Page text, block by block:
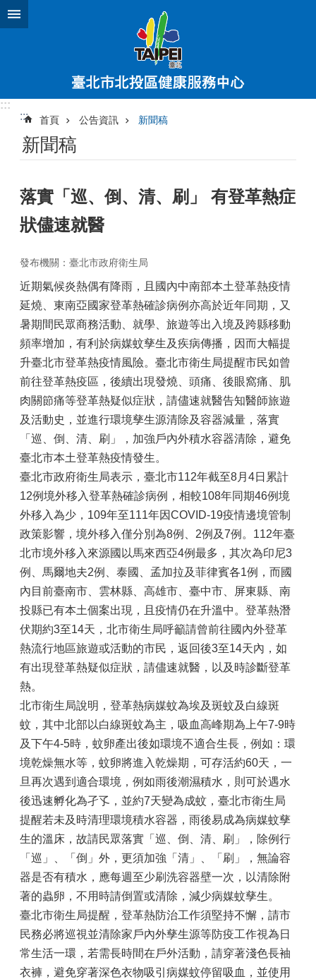
跳到主要內容區塊
:::
:::
首頁 公告資訊 新聞稿
新聞稿
落實「巡、倒、清、刷」 有登革熱症
狀儘速就醫
發布機關：臺北市政府衛生局
近期氣候炎熱偶有降雨，且國內中南部本土登革熱疫情
延燒、東南亞國家登革熱確診病例亦高於近年同期，又
暑期間民眾商務活動、就學、旅遊等出入境及跨縣移動
頻率增加，有利於病媒蚊孳生及疾病傳播，因而大幅提
升臺北市登革熱疫情風險。臺北市衛生局提醒市民如曾
前往登革熱疫區，後續出現發燒、頭痛、後眼窩痛、肌
肉關節痛等登革熱疑似症狀，請儘速就醫告知醫師旅遊
及活動史，並進行環境孳生源清除及容器減量，落實
「巡、倒、清、刷」，加強戶內外積水容器清除，避免
臺北市本土登革熱疫情發生。
臺北市政府衛生局表示，臺北市112年截至8月4日累計
12例境外移入登革熱確診病例，相較108年同期46例境
外移入為少，109年至111年因COVID-19疫情邊境管制
政策影響，境外移入僅分別為8例、2例及7例。112年臺
北市境外移入來源國以馬來西亞4例最多，其次為印尼3
例、馬爾地夫2例、泰國、孟加拉及菲律賓各1例，而國
內目前臺南市、雲林縣、高雄市、臺中市、屏東縣、南
投縣已有本土個案出現，且疫情仍在升溫中。登革熱潛
伏期約3至14天，北市衛生局呼籲請曾前往國內外登革
熱流行地區旅遊或活動的市民，返回後3至14天內，如
有出現登革熱疑似症狀，請儘速就醫，以及時診斷登革
熱。
北市衛生局說明，登革熱病媒蚊為埃及斑蚊及白線斑
蚊，其中北部以白線斑蚊為主，吸血高峰期為上午7-9時
及下午4-5時，蚊卵產出後如環境不適合生長，例如：環
境乾燥無水等，蚊卵將進入乾燥期，可存活約60天，一
旦再次遇到適合環境，例如雨後潮濕積水，則可於遇水
後迅速孵化為孑孓，並約7天變為成蚊，臺北市衛生局
提醒若未及時清理環境積水容器，雨後易成為病媒蚊孳
生的溫床，故請民眾落實「巡、倒、清、刷」，除例行
「巡」、「倒」外，更須加強「清」、「刷」，無論容
器是否有積水，應每週至少刷洗容器壁一次，以清除附
著的蟲卵，不用時請倒置或清除，減少病媒蚊孳生。
臺北市衛生局提醒，登革熱防治工作須堅持不懈，請市
民務必將巡視並清除家戶內外孳生源等防疫工作視為日
常生活一環，若需長時間在戶外活動，請穿著淺色長袖
衣褲，避免穿著深色衣物吸引病媒蚊停留吸血，並使用